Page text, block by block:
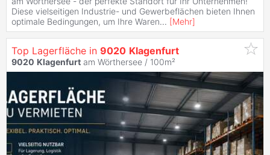
Diese vielseitigen Industrie- und Gewerbeflächen bieten Ihnen
optimale Bedingungen, um Ihre Waren... [Mehr]
Top Lagerfläche in 9020 Klagenfurt
9020 Klagenfurt am Wörthersee / 100m²